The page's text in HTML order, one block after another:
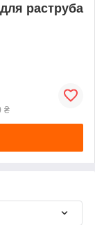
раструба
₴